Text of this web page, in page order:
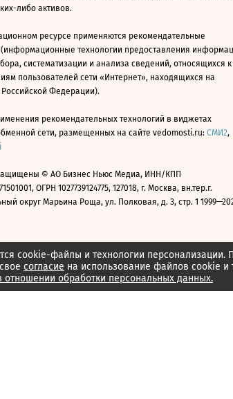
cookie-файлы и технологии персонализации.
согласие на использование файлов cookie и
отношении обработки персональных данных.
либо активов.
ресурсе применяются рекомендательные
(информационные технологии предоставления
систематизации и анализа сведений, относящихся к
пользователей сети «Интернет», находящихся на
Российской Федерации).
рекомендательных технологий в виджетах
сети, размещенных на сайте vedomosti.ru: СМИ2,
© АО Бизнес Ньюс Медиа, ИНН/КПП
ОГРН 1027739124775, 127018, г. Москва, вн.тер.г.
округ Марьина Роща, ул. Полковая, д. 3, стр. 1